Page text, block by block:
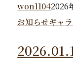
won11042026
お知らせギャ